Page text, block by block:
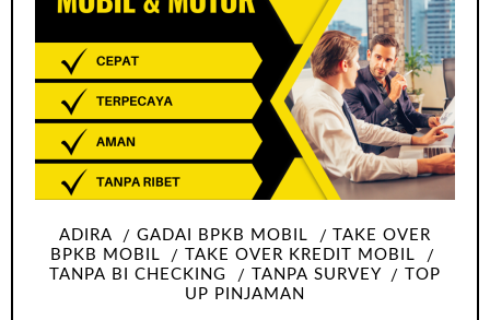
ADIRA GADAI BPKB MOBIL
TAKE OVER
BPKB MOBIL
TAKE OVER KREDIT MOBIL
TANPA BI CHECKING
TANPA SURVEY
TOP
UP PINJAMAN